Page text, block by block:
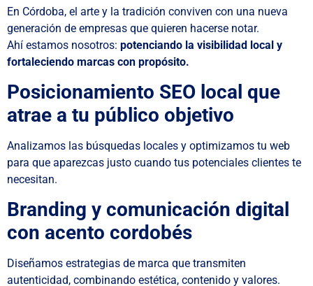
En Córdoba, el arte y la tradición conviven con una nueva
generación de empresas que quieren hacerse notar.
Ahí estamos nosotros: potenciando la visibilidad local y
fortaleciendo marcas con propósito.
Posicionamiento SEO local que
atrae a tu público objetivo
Analizamos las búsquedas locales y optimizamos tu web
para que aparezcas justo cuando tus potenciales clientes te
necesitan.
Branding y comunicación digital
con acento cordobés
Diseñamos estrategias de marca que transmiten
autenticidad, combinando estética, contenido y valores.